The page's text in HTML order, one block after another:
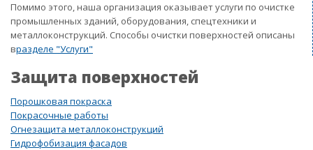
Помимо этого, наша организация оказывает услуги по очистке
промышленных зданий, оборудования, спецтехники и
металлоконструкций. Способы очистки поверхностей описаны
вразделе "Услуги"
Защита поверхностей
Порошковая покраска
Покрасочные работы
Огнезащита металлоконструкций
Гидрофобизация фасадов